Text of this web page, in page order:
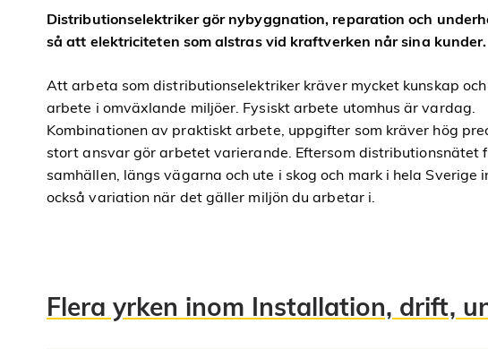
Distributionselektriker gör nybyggnation, reparation och
så att elektriciteten som alstras vid kraftverken når sina kunder.
Att arbeta som distributionselektriker kräver mycket kunskap
arbete i omväxlande miljöer. Fysiskt arbete utomhus är vardag.
Kombinationen av praktiskt arbete, uppgifter som kräver hög
stort ansvar gör arbetet varierande. Eftersom distributionsnätet
samhällen, längs vägarna och ute i skog och mark i hela Sverige
också variation när det gäller miljön du arbetar i.
Flera yrken inom Installation, drift,